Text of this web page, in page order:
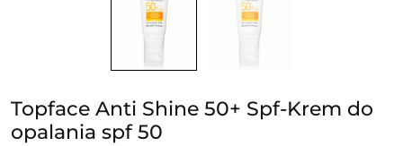
Topface Anti Shine 50+ Spf-Krem do
opalania spf 50